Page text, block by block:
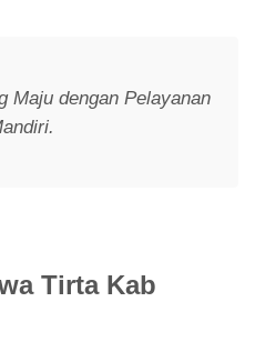
Maju dengan Pelayanan
Tirta Kab